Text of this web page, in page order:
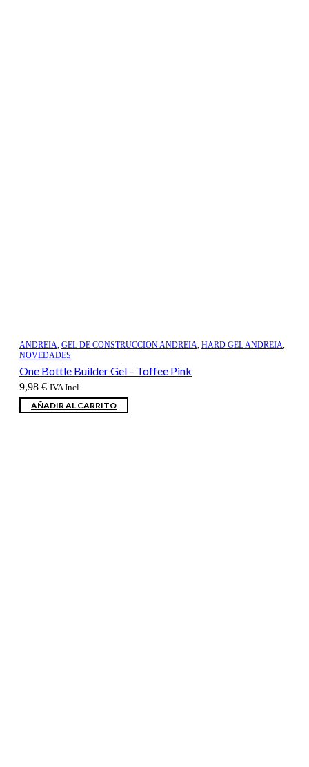
ANDREIA, GEL DE CONSTRUCCION ANDREIA, HARD GEL ANDREIA,
NOVEDADES
One Bottle Builder Gel – Toffee Pink
9,98 € IVA Incl.
AÑADIR AL CARRITO